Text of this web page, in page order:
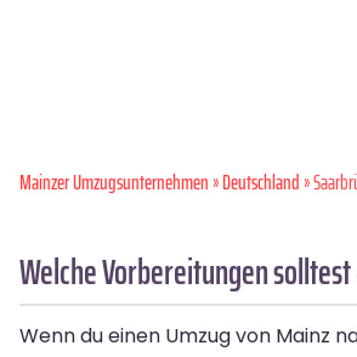
Mainzer Umzugsunternehmen»Deutschland»
Welche Vorbereitungen
Wenn du einen Umzug von Mainz